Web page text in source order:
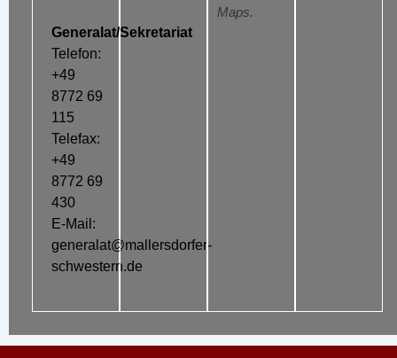
Generalat/Sekretariat
Telefon:
+49
8772 69
115
Telefax:
+49
8772 69
430
E-Mail:
generalat@mallersdorfer-
schwestern.de
Maps.